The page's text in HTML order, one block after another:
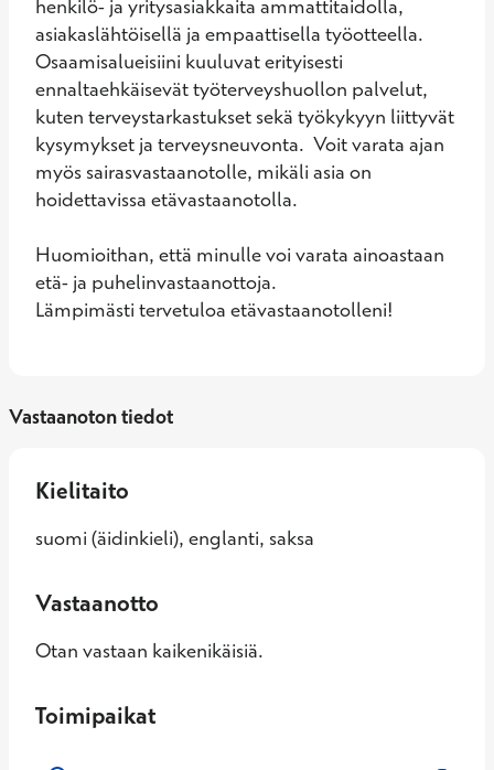
henkilö- ja yritysasiakkaita ammattitaidolla,
asiakaslähtöisellä ja empaattisella työotteella.
Osaamisalueisiini kuuluvat erityisesti
ennaltaehkäisevät työterveyshuollon palvelut,
kuten terveystarkastukset sekä työkykyyn liittyvät
kysymykset ja terveysneuvonta.  Voit varata ajan
myös sairasvastaanotolle, mikäli asia on
hoidettavissa etävastaanotolla.
Huomioithan, että minulle voi varata ainoastaan
etä- ja puhelinvastaanottoja.
Lämpimästi tervetuloa etävastaanotolleni!
Vastaanoton tiedot
Kielitaito
suomi (äidinkieli), englanti, saksa
Vastaanotto
Otan vastaan kaikenikäisiä.
Toimipaikat